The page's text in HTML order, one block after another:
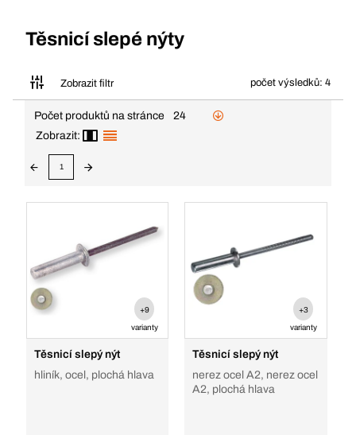
Těsnicí slepé nýty
Zobrazit filtr počet výsledků: 4
Počet produktů na stránce
24
Zobrazit:
1
+9
varianty
Těsnicí slepý nýt
hliník, ocel, plochá hlava
+3
varianty
Těsnicí slepý nýt
nerez ocel A2, nerez ocel
A2, plochá hlava